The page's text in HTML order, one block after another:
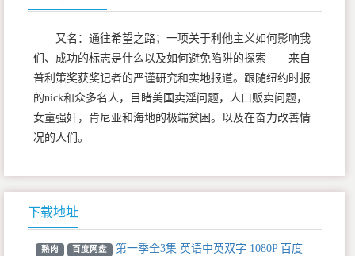
又名：通往希望之路；一项关于利他主义如何影响我
们、成功的标志是什么以及如何避免陷阱的探索——来自
普利策奖获奖记者的严谨研究和实地报道。跟随纽约时报
的nick和众多名人，目睹美国卖淫问题，人口贩卖问题，
女童强奸，肯尼亚和海地的极端贫困。以及在奋力改善情
况的人们。
下载地址
熟肉 百度网盘
第一季全3集 英语中英双字 1080P 百度